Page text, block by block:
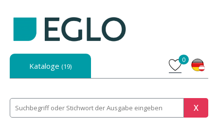
Kataloge (19)
0
X